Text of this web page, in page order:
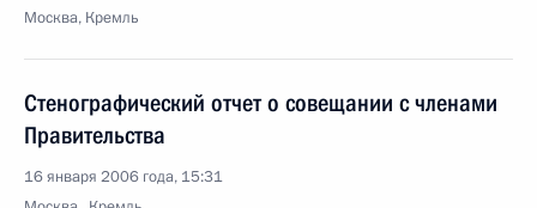
Москва, Кремль
Стенографический отчет о совещании с членами
Правительства
16 января 2006 года, 15:31